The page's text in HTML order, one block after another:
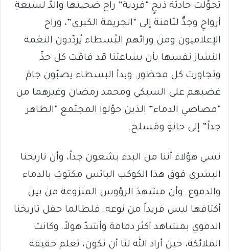
تحوّلت حادثة ذبحٍ “فردية” راح ضحيتها والدٌ لسبعةِ
أرواحٍ وجدٌّ لثامنة إلى “الجريمة الكبرى”، وراح
الإعلاميون ومن ورائهم البُسطاء يُردّدون النغمة
النشاز نفسها بأن بشاعتنا قد فاقت كل حدٍّ
وتجاوزت كل محظور. وبدأ البسطاء يصبّون جامَ
غضبهم على السبكي ومحمد رمضان وغيرهما من
“مصاصي الدماء” الذين حوّلوا المجتمع “الطاهر
جداً” إلى حانةٍ ومَسلخ.
نسي هؤلاء أننا من البدء بشعون جداً، وأن تاريخنا
البشري فوق هذا الكوكب البائس مكتوبٌ بالدماء
والدموع. وأن مشهدَ الرؤوس المنزوعة من بين
أكتافها ليس فريداً من نوعه. فلطالما حفل تاريخنا
الدموي بمشاهد أكثر دمامة وأشدّ هولاً. وكانت
الملائكة، حين أراد الله لنا أن نكون، تعلم حقيقة